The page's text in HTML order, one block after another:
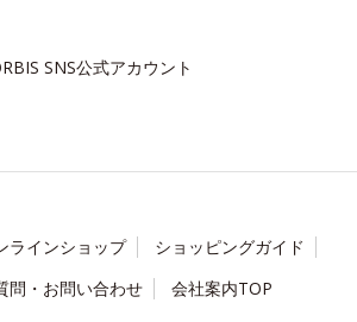
SNS公式アカウント
ラインショップ
ショッピングガイド
問・お問い合わせ
会社案内TOP